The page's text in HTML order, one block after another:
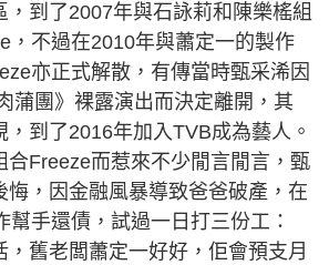
，到了2007年與石詠莉和陳樂榣組
，不過在2010年與蕭定一的製作
亦正式解散，有傳當時甄采浠因
蒲團》裸露演出而決定離開，其
到了2016年加入TVB成為藝人。
合Freeze而惹來不少閒言閒言，甄
悔，因金融風暴導致爸爸破產，在
幫手還債，試過一日打三份工：
，舊老闆蕭定一好好，佢會預支月